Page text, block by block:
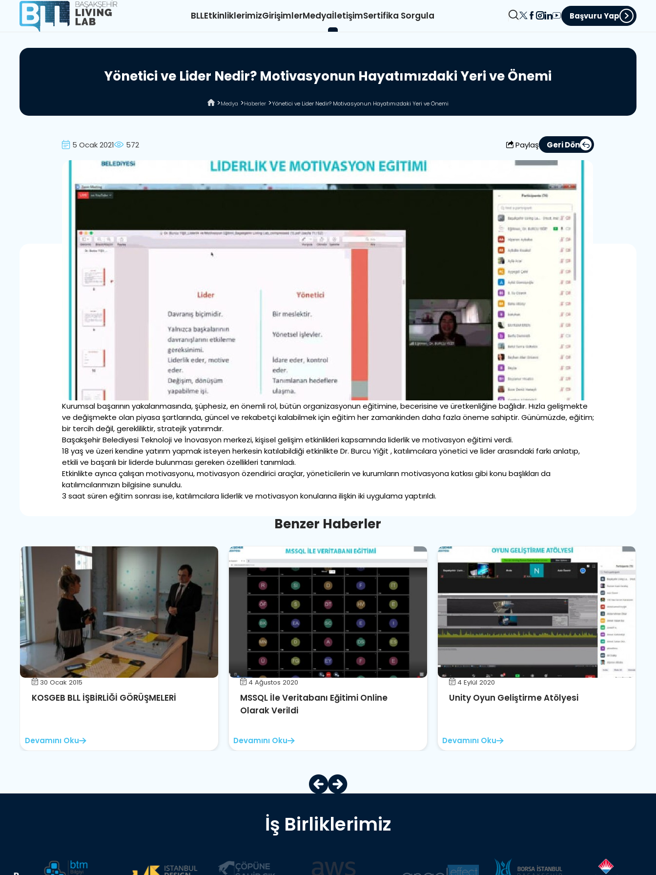
BLLEtkinliklerimizGirişimlerMedyaİletişimSertifika Sorgula Başvuru Yap
Yönetici ve Lider Nedir? Motivasyonun Hayatımızdaki Yeri veÖnemi
Medya Haberler Yönetici ve Lider Nedir? Motivasyonun Hayatımızdaki Yeri ve Önemi
5 Ocak 2021 572 Paylaş Geri Dön
Kurumsal başarının yakalanmasında, şüphesiz, en önemli rol, bütün organizasyonun eğitimine, becerisine ve üretkenliğine bağlıdır. Hızla gelişmekte
ve değişmekte olan piyasa şartlarında, güncel ve rekabetçi kalabilmek için eğitim her zamankinden daha fazla öneme sahiptir. Günümüzde, eğitim;
bir tercih değil, gerekliliktir, stratejik yatırımdır.
Başakşehir Belediyesi Teknoloji ve İnovasyon merkezi, kişisel gelişim etkinlikleri kapsamında liderlik ve motivasyon eğitimi verdi.
18 yaş ve üzeri kendine yatırım yapmak isteyen herkesin katılabildiği etkinlikte Dr. Burcu Yiğit , katılımcılara yönetici ve lider arasındaki farkı anlatıp,
etkili ve başarılı bir liderde bulunması gereken özellikleri tanımladı.
Etkinlikte ayrıca çalışan motivasyonu, motivasyon özendirici araçlar, yöneticilerin ve kurumların motivasyona katkısı gibi konu başlıkları da
katılımcılarımızın bilgisine sunuldu.
3 saat süren eğitim sonrası ise, katılımcılara liderlik ve motivasyon konularına ilişkin iki uygulama yaptırıldı.
Benzer Haberler
30 Ocak 2015
KOSGEB BLL İŞBİRLİĞİ GÖRÜŞMELERİ
Devamını Oku
4 Ağustos 2020
MSSQL İle Veritabanı Eğitimi Online
Olarak Verildi
Devamını Oku
4 Eylül 2020
Unity Oyun Geliştirme Atölyesi
Devamını Oku
İş Birliklerimiz